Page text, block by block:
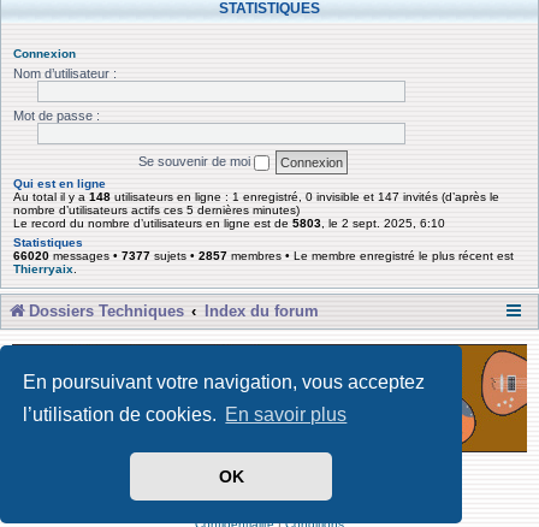
En poursuivant votre navigation, vous acceptez
l’utilisation de cookies. En savoir plus
OK
STATISTIQUES
Connexion
Nom d’utilisateur :
Mot de passe :
Se souvenir de moi
Qui est en ligne
Au total il y a 148 utilisateurs en ligne : 1 enregistré, 0 invisible et 147 invités (d’après le
nombre d’utilisateurs actifs ces 5 dernières minutes)
Le record du nombre d’utilisateurs en ligne est de 5803 , le 2 sept. 2025, 6:10
Statistiques
66020 messages • 7377 sujets • 2857 membres • Le membre enregistré le plus récent est
Thierryaix
Dossiers Techniques Index du forum
Développé par Forum Software © phpBB Limited
Traduit par phpBB-fr
Confidentialité|Conditions